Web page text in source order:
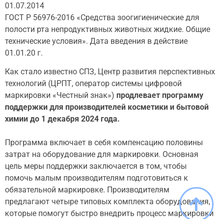
01.07.2014
ГОСТ Р 56976-2016 «Средства зоогигиенические для
полости рта непродуктивных животных жидкие. Общие
технические условия». Дата введения в действие
01.01.20 г.
Как стало известно СПЗ, Центр развития перспективных
технологий (ЦРПТ, оператор системы цифровой
маркировки «Честный знак») продлевает программу
поддержки для производителей косметики и бытовой
химии до 1 декабря 2024 года.
Программа включает в себя компенсацию половины
затрат на оборудование для маркировки. Основная
цель меры поддержки заключается в том, чтобы
помочь малым производителям подготовиться к
обязательной маркировке. Производителям
предлагают четыре типовых комплекта оборудования,
которые помогут быстро внедрить процесс маркировки